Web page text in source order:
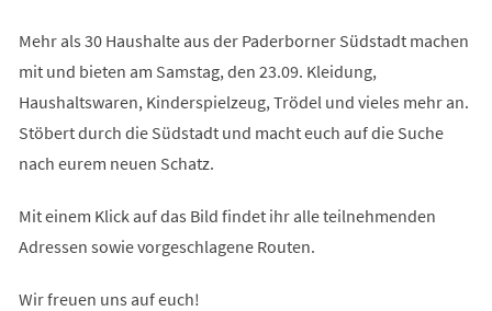
Mehr als 30 Haushalte aus der Paderborner Südstadt machen
mit und bieten am Samstag, den 23.09. Kleidung,
Haushaltswaren, Kinderspielzeug, Trödel und vieles mehr an.
Stöbert durch die Südstadt und macht euch auf die Suche
nach eurem neuen Schatz.
Mit einem Klick auf das Bild findet ihr alle teilnehmenden
Adressen sowie vorgeschlagene Routen.
Wir freuen uns auf euch!